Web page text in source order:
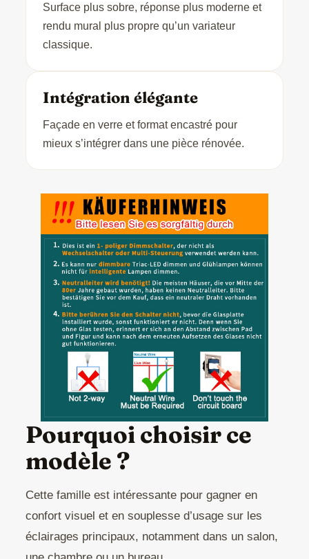
Surface plus sobre, réponse plus moderne et
rendu mural plus propre qu’un variateur
classique.
Intégration élégante
Façade en verre et format encastré pour
mieux s’intégrer dans une pièce rénovée.
Pourquoi choisir ce
modèle ?
Cette famille est intéressante pour gagner en
confort visuel et en souplesse d’usage sur les
éclairages principaux, notamment dans un salon,